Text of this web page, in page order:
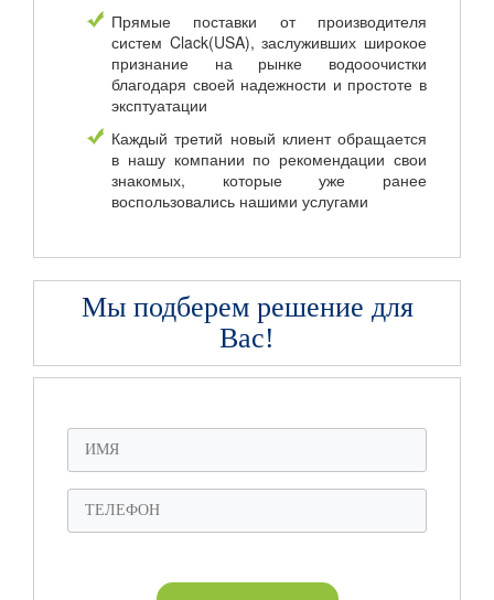
Прямые поставки от производителя
систем Clack(USA), заслуживших широкое
признание на рынке водооочистки
благодаря своей надежности и простоте в
эксптуатации
Каждый третий новый клиент обращается
в нашу компании по рекомендации свои
знакомых, которые уже ранее
воспользовались нашими услугами
Мы подберем решение для
Вас!